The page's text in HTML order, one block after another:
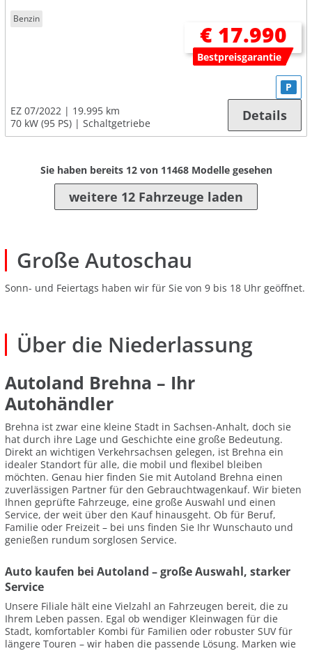
Benzin
€ 17.990
Bestpreisgarantie
EZ 07/2022
19.995 km
70 kW (95 PS)
Schaltgetriebe
P
Details
Sie haben bereits 12von 11468Modelle gesehen
weitere 12 Fahrzeuge laden
Große Autoschau
Sonn- und Feiertags haben wir für Sie von 9 bis 18 Uhr geöffnet.
Über die Niederlassung
Autoland Brehna – Ihr
Autohändler
Brehna ist zwar eine kleine Stadt in Sachsen-Anhalt, doch sie
hat durch ihre Lage und Geschichte eine große Bedeutung.
Direkt an wichtigen Verkehrsachsen gelegen, ist Brehna ein
idealer Standort für alle, die mobil und flexibel bleiben
möchten. Genau hier finden Sie mit Autoland Brehna einen
zuverlässigen Partner für den Gebrauchtwagenkauf. Wir bieten
Ihnen geprüfte Fahrzeuge, eine große Auswahl und einen
Service, der weit über den Kauf hinausgeht. Ob für Beruf,
Familie oder Freizeit – bei uns finden Sie Ihr Wunschauto und
genießen rundum sorglosen Service.
Auto kaufen bei Autoland – große Auswahl, starker
Service
Unsere Filiale hält eine Vielzahl an Fahrzeugen bereit, die zu
Ihrem Leben passen. Egal ob wendiger Kleinwagen für die
Stadt, komfortabler Kombi für Familien oder robuster SUV für
längere Touren – wir haben die passende Lösung. Marken wie